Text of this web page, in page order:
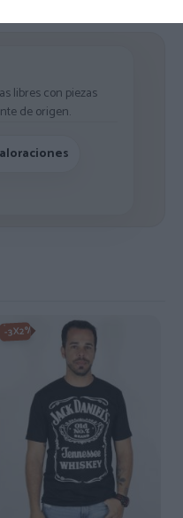
libres con piezas
de origen.
-3X2%